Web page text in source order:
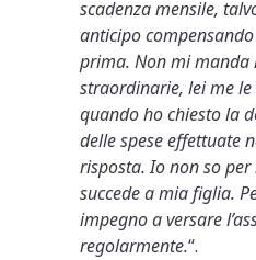
scadenza mensile,
anticipo
prima. Non mi manda
straordinarie, lei me
quando ho chiesto la
delle spese effettuate
risposta. Io non so
succede a mia figlia.
impegno a versare
regolarmente.“.